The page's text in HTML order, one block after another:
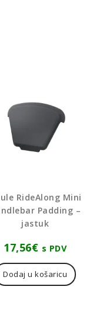
RideAlong Mini
Padding –
jastuk
17,56€ s PDV
Dodaj u košaricu